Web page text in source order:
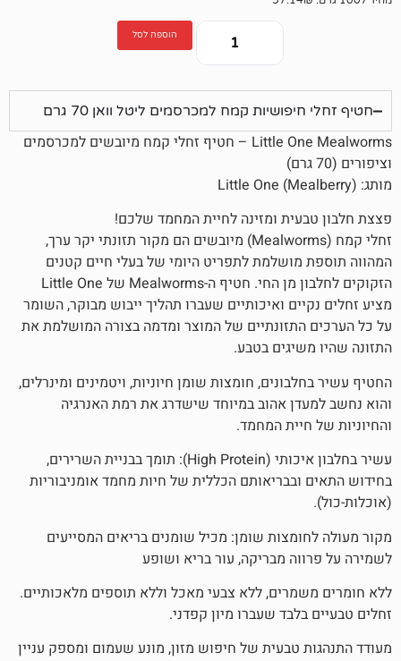
הוספה לסל
קמח למכרסמים ליטל וואן 70 גרם
Little One Mealworms – חטיף זחלי קמח מיובשים למכרסמים
ומזינה לחיית המחמד שלכם!
זחלי קמח (Mealworms) מיובשים הם מקור תזונתי יקר ערך,
לתפריט היומי של בעלי חיים קטנים
הזקוקים לחלבון מן החי. חטיף ה-Mealworms של Little One
ואיכותיים שעברו תהליך ייבוש מבוקר, השומר
של המוצר ומדמה בצורה המושלמת את
בטבע.
חומצות שומן חיוניות, ויטמינים ומינרלים,
אהוב במיוחד שישדרג את רמת האנרגיה
המחמד.
עשיר בחלבון איכותי (High Protein): תומך בבניית השרירים,
הכללית של חיות מחמד אומניבוריות
שומן: מכיל שומנים בריאים המסייעים
מבריקה, עור בריא ושופע
ללא צבעי מאכל וללא תוספים מלאכותיים.
שעברו מיון קפדני.
של חיפוש מזון, מונע שעמום ומספק עניין